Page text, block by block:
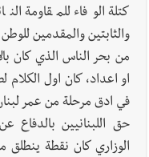
كتلة الوفاء
والثابتين والمقدمين
من بحر الناس الذي كان
او اعداد، كان اول
في ادق مرحلة من عمر
حق اللبنانيين بالدفاع
الوزاري كان نقطة ينطلق